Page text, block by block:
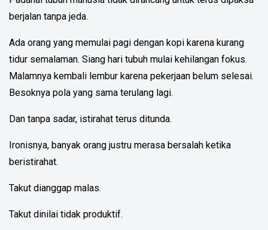
berjalan tanpa jeda.
Ada orang yang memulai pagi dengan kopi karena kurang
tidur semalaman. Siang hari tubuh mulai kehilangan fokus.
Malamnya kembali lembur karena pekerjaan belum selesai.
Besoknya pola yang sama terulang lagi.
Dan tanpa sadar, istirahat terus ditunda.
Ironisnya, banyak orang justru merasa bersalah ketika
beristirahat.
Takut dianggap malas.
Takut dinilai tidak produktif.